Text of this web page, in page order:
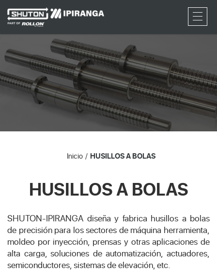
RFQ
Inicio HUSILLOS A BOLAS
HUSILLOS A BOLAS
SHUTON-IPIRANGA diseña y fabrica husillos a bolas
de precisión para los sectores de máquina herramienta,
moldeo por inyección, prensas y otras aplicaciones de
alta carga, soluciones de automatización, actuadores,
semiconductores, sistemas de elevación, etc.